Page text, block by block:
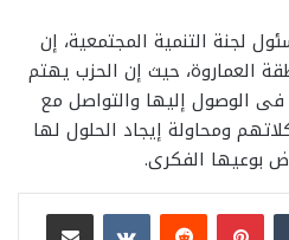
لجنة التنمية المجتمعية، إن
العماروة، حيث إن الحزب يهتم
فى الوصول إليها والتواصل مع
ومحاولة إيجاد الحلول لها
بوعيها الفكرى.
بينتيريست
مشاركة عبر البريد